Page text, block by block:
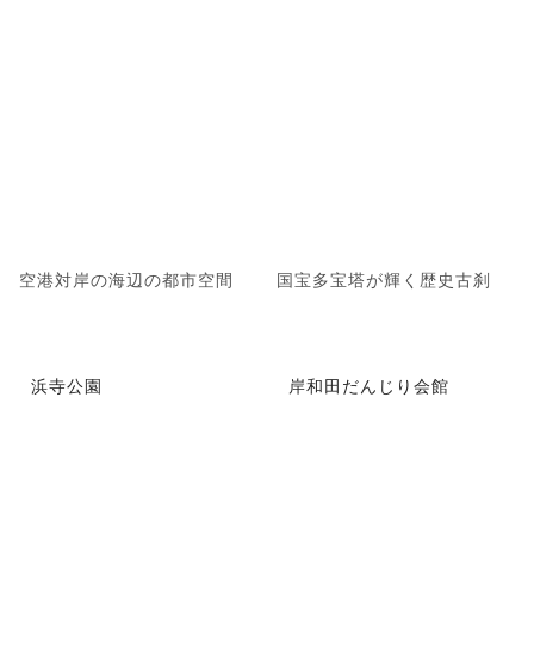
空港対岸の海辺の都市空間 国宝多宝塔が輝く歴史古刹
浜寺公園 岸和田だんじり会館